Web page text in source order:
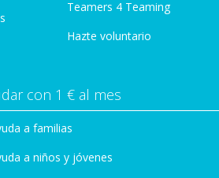
Teamers 4 Teaming
Hazte voluntario
con 1 € al mes
a familias
a niños y jóvenes